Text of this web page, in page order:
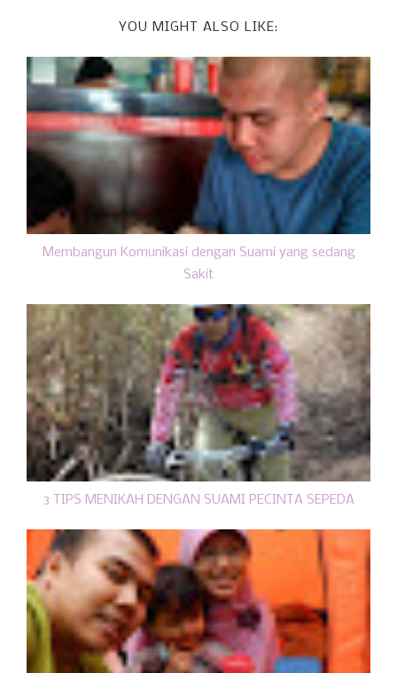
YOU MIGHT ALSO LIKE:
Membangun Komunikasi dengan Suami yang sedang
Sakit
3 TIPS MENIKAH DENGAN SUAMI PECINTA SEPEDA